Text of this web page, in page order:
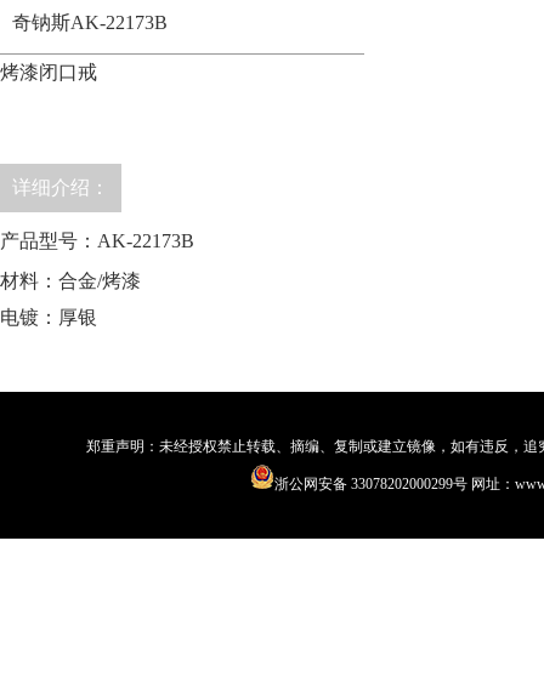
奇钠斯AK-22173B
烤漆闭口戒
详细介绍：
产品型号：AK-22173B
材料：合金/烤漆
电镀：厚银
郑重声明：未经授权禁止转载、摘编、复制或建立镜像，如有违反，
浙公网安备 33078202000299号 网址：